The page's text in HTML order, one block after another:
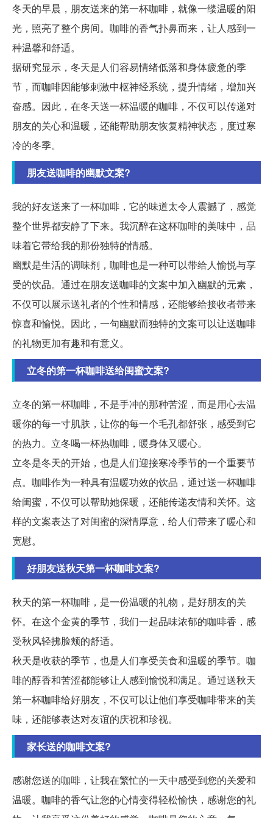
冬天的早晨，朋友送来的第一杯咖啡，就像一缕温暖的阳
光，照亮了整个房间。咖啡的香气扑鼻而来，让人感到一
种温馨和舒适。
据研究显示，冬天是人们容易情绪低落和身体疲惫的季
节，而咖啡因能够刺激中枢神经系统，提升情绪，增加兴
奋感。因此，在冬天送一杯温暖的咖啡，不仅可以传递对
朋友的关心和温暖，还能帮助朋友恢复精神状态，度过寒
冷的冬季。
朋友送咖啡的幽默文案?
我的好友送来了一杯咖啡，它的味道太令人震撼了，感觉
整个世界都安静了下来。我沉醉在这杯咖啡的美味中，品
味着它带给我的那份独特的情感。
幽默是生活的调味剂，咖啡也是一种可以带给人愉悦与享
受的饮品。通过在朋友送咖啡的文案中加入幽默的元素，
不仅可以展示送礼者的个性和情感，还能够给接收者带来
惊喜和愉悦。因此，一句幽默而独特的文案可以让送咖啡
的礼物更加有趣和有意义。
立冬的第一杯咖啡送给闺蜜文案?
立冬的第一杯咖啡，不是手冲的那种苦涩，而是用心去温
暖你的每一寸肌肤，让你的每一个毛孔都舒张，感受到它
的热力。立冬喝一杯热咖啡，暖身体又暖心。
立冬是冬天的开始，也是人们迎接寒冷季节的一个重要节
点。咖啡作为一种具有温暖功效的饮品，通过送一杯咖啡
给闺蜜，不仅可以帮助她保暖，还能传递友情和关怀。这
样的文案表达了对闺蜜的深情厚意，给人们带来了暖心和
宽慰。
好朋友送秋天第一杯咖啡文案?
秋天的第一杯咖啡，是一份温暖的礼物，是好朋友的关
怀。在这个金黄的季节，我们一起品味浓郁的咖啡香，感
受秋风轻拂脸颊的舒适。
秋天是收获的季节，也是人们享受美食和温暖的季节。咖
啡的醇香和苦涩都能够让人感到愉悦和满足。通过送秋天
第一杯咖啡给好朋友，不仅可以让他们享受咖啡带来的美
味，还能够表达对友谊的庆祝和珍视。
家长送的咖啡文案?
感谢您送的咖啡，让我在繁忙的一天中感受到您的关爱和
温暖。咖啡的香气让您的心情变得轻松愉快，感谢您的礼